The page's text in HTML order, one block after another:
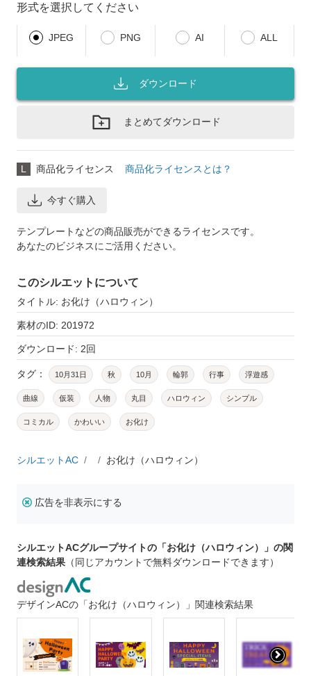
形式を選択してください
JPEG PNG AI ALL
ダウンロード
まとめてダウンロード
L 商品化ライセンス 商品化ライセンスとは？
今すぐ購入
テンプレートなどの商品販売ができるライセンスです。
あなたのビジネスにご活用ください。
このシルエットについて
タイトル: お化け（ハロウィン）
素材のID: 201972
ダウンロード: 2回
タグ： 10月31日 秋 10月 輪郭 行事 浮遊感
曲線 仮装 人物 丸目 ハロウィン シンプル
コミカル かわいい お化け
シルエットAC お化け（ハロウィン）
広告を非表示にする
シルエットACグループサイトの「お化け（ハロウィン）」の関
連検索結果 （同じアカウントで無料ダウンロードできます）
デザインACの「お化け（ハロウィン）」関連検索結果